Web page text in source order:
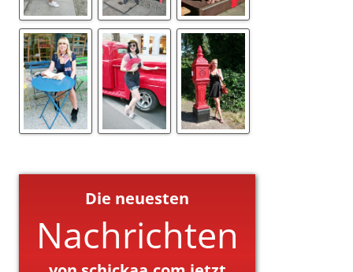
Die neuesten
Nachrichten